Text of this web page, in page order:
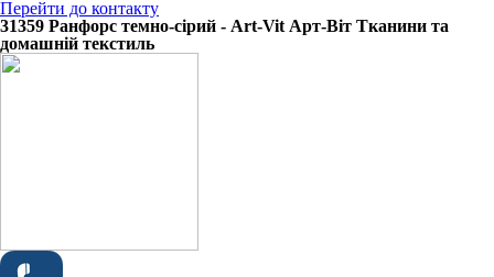
Перейти до контакту
31359 Ранфорс темно-сірий - Art-Vit Арт-Віт Тканини та
домашній текстиль